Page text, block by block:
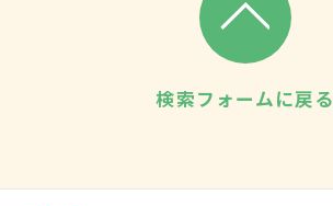
検索フォームに戻る